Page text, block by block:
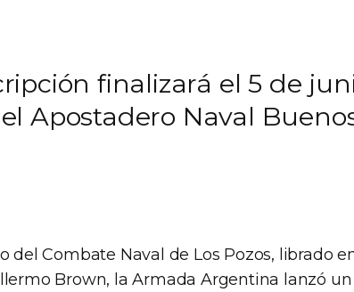
finalizará el 5 de
Apostadero Naval
Combate Naval de Los Pozos, librado
Brown, la Armada Argentina lanzó un